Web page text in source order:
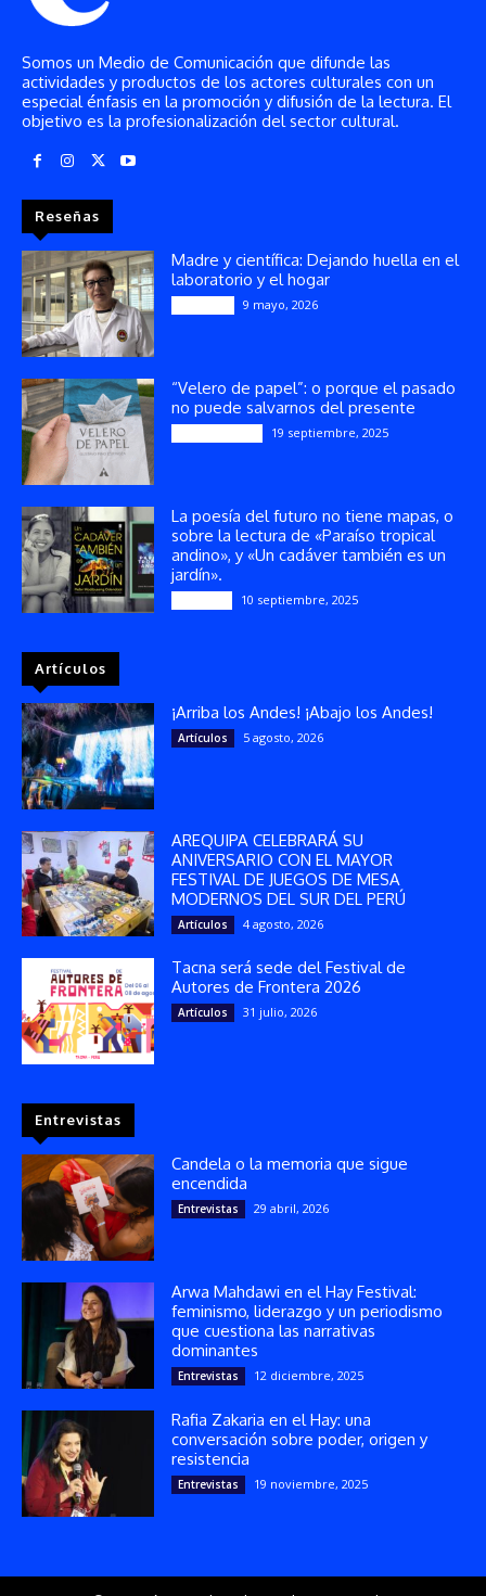
Somos un Medio de Comunicación que difunde las
actividades y productos de los actores culturales con un
especial énfasis en la promoción y difusión de la lectura. El
objetivo es la profesionalización del sector cultural.
Reseñas
Madre y científica: Dejando huella en el
laboratorio y el hogar
9 mayo, 2026
“Velero de papel”: o porque el pasado
no puede salvarnos del presente
19 septiembre, 2025
La poesía del futuro no tiene mapas, o
sobre la lectura de «Paraíso tropical
andino», y «Un cadáver también es un
jardín».
10 septiembre, 2025
Artículos
¡Arriba los Andes! ¡Abajo los Andes!
Artículos 5 agosto, 2026
AREQUIPA CELEBRARÁ SU
ANIVERSARIO CON EL MAYOR
FESTIVAL DE JUEGOS DE MESA
MODERNOS DEL SUR DEL PERÚ
Artículos 4 agosto, 2026
Tacna será sede del Festival de
Autores de Frontera 2026
Artículos 31 julio, 2026
Entrevistas
Candela o la memoria que sigue
encendida
Entrevistas 29 abril, 2026
Arwa Mahdawi en el Hay Festival:
feminismo, liderazgo y un periodismo
que cuestiona las narrativas
dominantes
Entrevistas 12 diciembre, 2025
Rafia Zakaria en el Hay: una
conversación sobre poder, origen y
resistencia
Entrevistas 19 noviembre, 2025